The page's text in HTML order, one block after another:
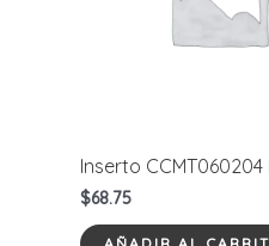
Inserto CCMT060204
$68.75